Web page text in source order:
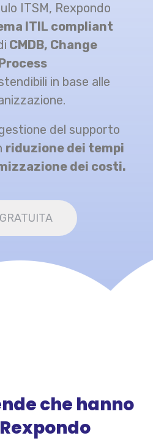
ITSM, Rexpondo
ITIL compliant
CMDB, Change
Process
in base alle
del supporto
riduzione dei tempi
dei costi.
che hanno